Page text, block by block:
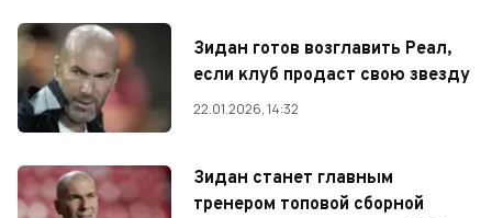
Зидан готов возглавить Реал,
если клуб продаст свою звезду
22.01.2026, 14:32
Зидан станет главным
тренером топовой сборной